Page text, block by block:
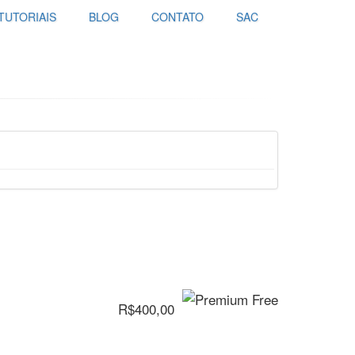
BLOG CONTATO SAC
R$400,00